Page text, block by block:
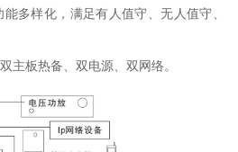
多样化，满足有人值守、无人值守、
主板热备、双电源、双网络。